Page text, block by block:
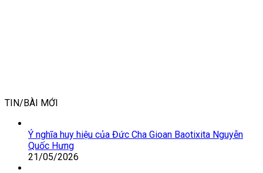
TIN/BÀI MỚI
Ý nghĩa huy hiệu của Đức Cha Gioan Baotixita Nguyễn
Quốc Hưng
21/05/2026